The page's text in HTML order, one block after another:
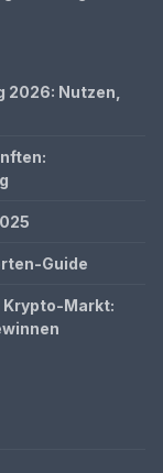
2026: Nutzen,
Guide
Krypto-Markt: